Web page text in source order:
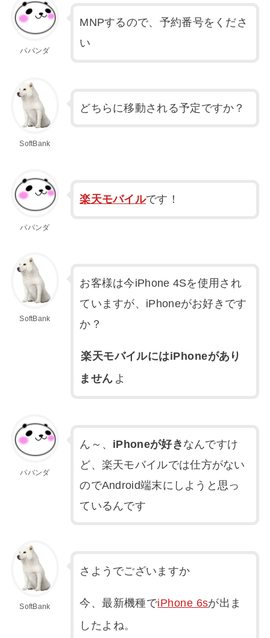
パパンダ
MNPするので、予約番号をくださ
い
SoftBank
どちらに移動される予定ですか？
パパンダ
楽天モバイルです！
SoftBank
お客様は今iPhone 4Sを使用され
ていますが、iPhoneがお好きです
か？
楽天モバイルにはiPhoneがあり
ません よ
パパンダ
ん～、 iPhoneが好き なんですけ
ど、楽天モバイルでは仕方がない
のでAndroid端末にしようと思っ
ているんです
SoftBank
さようでございますか
今、最新機種でiPhone 6sが出ま
したよね。